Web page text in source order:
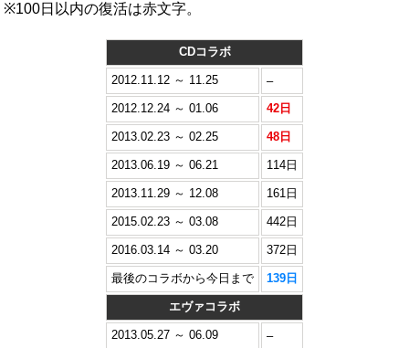
※100日以内の復活は赤文字。
CDコラボ
2012.11.12 ～ 11.25
–
2012.12.24 ～ 01.06
42日
2013.02.23 ～ 02.25 48日
2013.06.19 ～ 06.21 114日
2013.11.29 ～ 12.08 161日
2015.02.23 ～ 03.08 442日
2016.03.14 ～ 03.20 372日
最後のコラボから今日まで 139日
エヴァコラボ
2013.05.27 ～ 06.09
–